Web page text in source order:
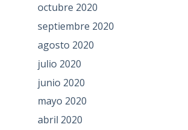
octubre 2020
septiembre 2020
agosto 2020
julio 2020
junio 2020
mayo 2020
abril 2020